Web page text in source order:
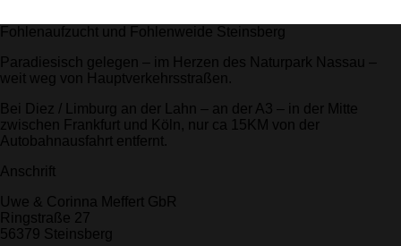
Fohlenaufzucht und Fohlenweide Steinsberg
Paradiesisch gelegen – im Herzen des Naturpark Nassau –
weit weg von Hauptverkehrsstraßen.
Bei Diez / Limburg an der Lahn – an der A3 – in der Mitte
zwischen Frankfurt und Köln, nur ca 15KM von der
Autobahnausfahrt entfernt.
Anschrift
Uwe & Corinna Meffert GbR
Ringstraße 27
56379 Steinsberg